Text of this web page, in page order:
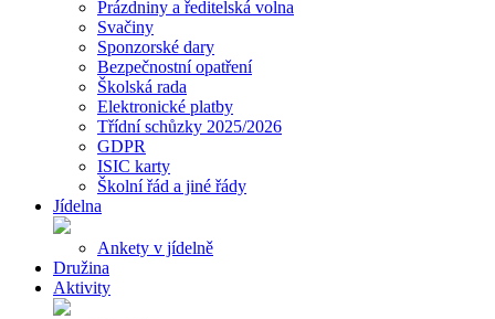
Prázdniny a ředitelská volna
Svačiny
Sponzorské dary
Bezpečnostní opatření
Školská rada
Elektronické platby
Třídní schůzky 2025/2026
GDPR
ISIC karty
Školní řád a jiné řády
Jídelna
Ankety v jídelně
Družina
Aktivity